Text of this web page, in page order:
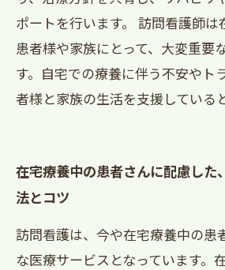
ポートを行います。 訪問看護師は
患者様や家族にとって、大変重要
す。自宅での療養に伴う不安やト
者様と家族の生活を支援している
在宅療養中の患者さんに配慮した
法とコツ
訪問看護は、今や在宅療養中の患
な医療サービスとなっています。